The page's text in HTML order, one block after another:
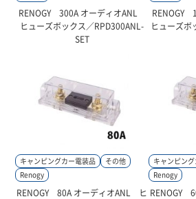
RENOGY 300A オーディオANL
ヒューズボックス／RPD300ANL-
SET
RENOGY
ヒューズボ
キャンピングカー電装品
その他
Renogy
RENOGY 80A オーディオANL ヒ
キャンピン
Renogy
RENOGY